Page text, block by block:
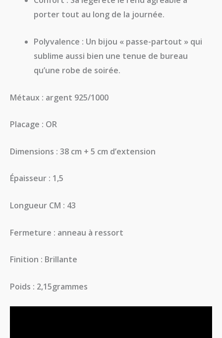
porter tout au long de la journée.
Polyvalence : Un bijou « passe-partout » qui
sublime aussi bien une tenue de bureau
qu’une robe de soirée.
Métaux : argent 925/1000
Placage : OR
Dimensions : 38 cm + 5 cm d’extension
Épaisseur : 1,5
Longueur CM : 43
Fermeture : anneau à ressort
Finition : Brillante
Poids : 2,15grammes